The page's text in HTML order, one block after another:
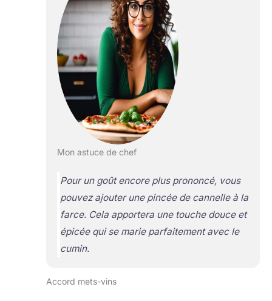
Mon astuce de chef
Pour un goût encore plus prononcé, vous
pouvez ajouter une pincée de cannelle à la
farce. Cela apportera une touche douce et
épicée qui se marie parfaitement avec le
cumin.
Accord mets-vins